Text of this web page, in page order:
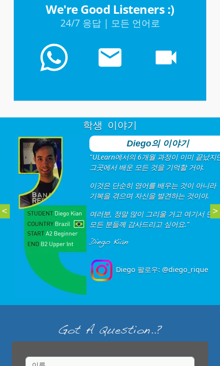
We're Good Listeners :)
24/7 응답 | 모든 언어로
학생 이야기
<
Diego의 이야기
"ULearn에서의 6개월 과정이 이미 끝났지
그곳에서 배운 모든 것을 기억할 거야.
이것은 단순히 영어를 배우는 것이 아니라
기복을 겪으며 자신을 발견하는 것이야.
여러분, 정말 많이 그리울 거고 여기서 만난
모든 분들께 감사드리고 싶어요."
Diego Kian
Diego 팔로우: @diego_rique
>
Got A Question..?
이름